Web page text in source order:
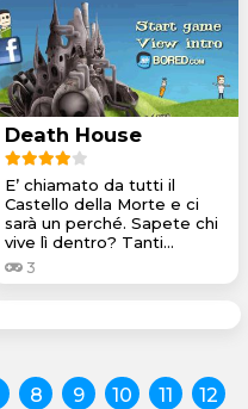
Death House
E’ chiamato da tutti il
Castello della Morte e ci
sarà un perché. Sapete chi
vive lì dentro? Tanti...
3
8 9 10 11 12